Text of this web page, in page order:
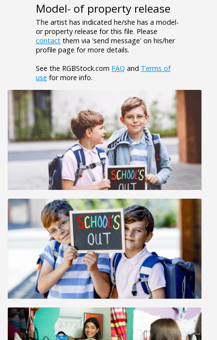
Model- of property release
The artist has indicated he/she has a model-
or property release for this file. Please
contact them via 'send message' on his/her
profile page for more details.
See the RGBStock.com FAQ and Terms of
use for more info.